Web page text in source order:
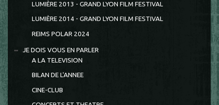
LUMIÈRE 2013 - GRAND LYON FILM FESTIVAL
LUMIÈRE 2014 - GRAND LYON FILM FESTIVAL
REIMS POLAR 2024
JE DOIS VOUS EN PARLER
A LA TELEVISION
BILAN DE L'ANNEE
CINE-CLUB